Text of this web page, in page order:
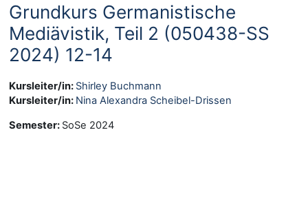
Grundkurs Germanistische
Mediävistik, Teil 2 (050438-SS
2024) 12-14
Kursleiter/in: Shirley Buchmann
Kursleiter/in: Nina Alexandra Scheibel-Drissen
Semester: SoSe 2024